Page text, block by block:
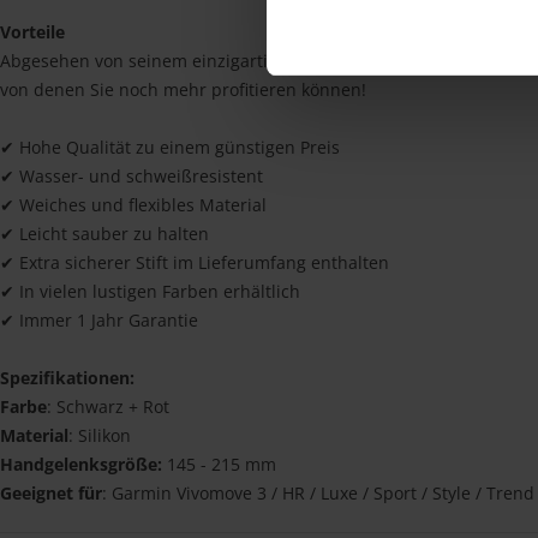
Vorteile
Abgesehen von seinem einzigartigen Aussehen hat das Band
von denen Sie noch mehr profitieren können!
✔ Hohe Qualität zu einem günstigen Preis
✔ Wasser- und schweißresistent
✔ Weiches und flexibles Material
✔ Leicht sauber zu halten
✔ Extra sicherer Stift im Lieferumfang enthalten
✔ In vielen lustigen Farben erhältlich
✔ Immer 1 Jahr Garantie
Spezifikationen:
Farbe: Schwarz + Rot
Material: Silikon
Handgelenksgröße: 145 - 215 mm
Geeignet für: Garmin Vivomove 3 / HR / Luxe / Sport / Style / Trend